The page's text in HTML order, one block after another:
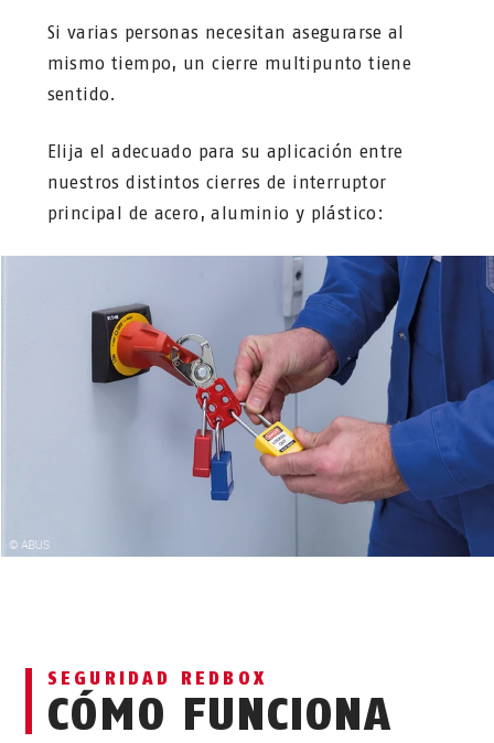
Si varias personas necesitan asegurarse al
mismo tiempo, un cierre multipunto tiene
sentido.
Elija el adecuado para su aplicación entre
nuestros distintos cierres de interruptor
principal de acero, aluminio y plástico:
SEGURIDAD REDBOX
CÓMO FUNCIONA